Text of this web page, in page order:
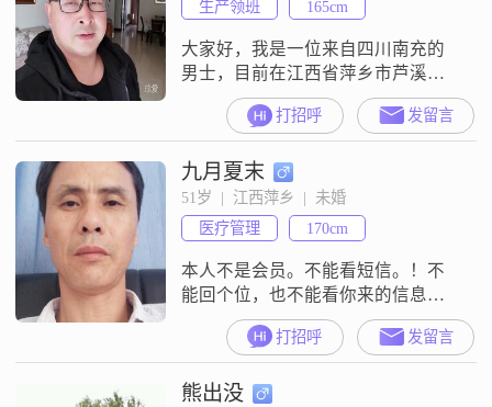
动不仅让我享受到了探索未知的乐
趣，还锻炼了我的毅力和勇气。在
感情方面，我非
生产领班
165cm
大家好，我是一位来自四川南充的
男士，目前在江西省萍乡市芦溪县
中铁三局上班，出生于1971年。我
的身高165厘米，虽然不算特别高，
但我相信身高并不是最重要的，人
品和责任心才是关键。我目前的月
收入在5001到8000元之间，能够保
证基本的生活需求和一些小的享
受。我的学历是大专，但我一直认
为，学历并不是衡量一个人价值的
唯一标
打招呼 发留言
九月夏末
51岁  |  江西萍乡  |  未婚
医疗管理
170cm
本人不是会员。不能看短信。！不
能回个位，也不能看你来的信息！
本人不是会员，不能看短信。不能
回信！
打招呼 发留言
熊出没